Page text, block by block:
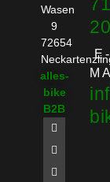
Wasen
9
72654
alles-
bike
B2B
E-